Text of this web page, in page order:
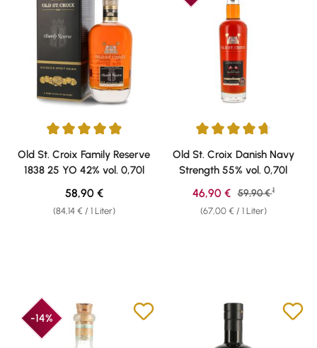
Durchschnittliche Bewertung von 4.94 von 5 Sternen
Old St. Croix Family Reserve
1838 25 YO 42% vol. 0,70l
(84,14 € / 1 Liter)
Regulärer Preis:
58,90 €
Durchschnittliche Bewertung
Old St. Croix Danish Navy
Strength 55% vol. 0,70l
(67,00 € / 1 Liter)
Verkaufspreis:
46,90 € Regulärer Preis:
59,90 € 1
-14%